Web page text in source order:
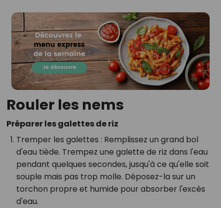
Rouler les nems
Préparer les galettes de riz
Tremper les galettes : Remplissez un grand bol
d'eau tiède. Trempez une galette de riz dans l'eau
pendant quelques secondes, jusqu'à ce qu'elle soit
souple mais pas trop molle. Déposez-la sur un
torchon propre et humide pour absorber l'excès
d'eau.